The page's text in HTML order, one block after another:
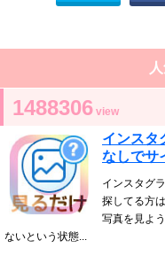
1488306 view
インスタ
なしでサ
インスタグ
探してる方
写真を見よ
ないという状態...